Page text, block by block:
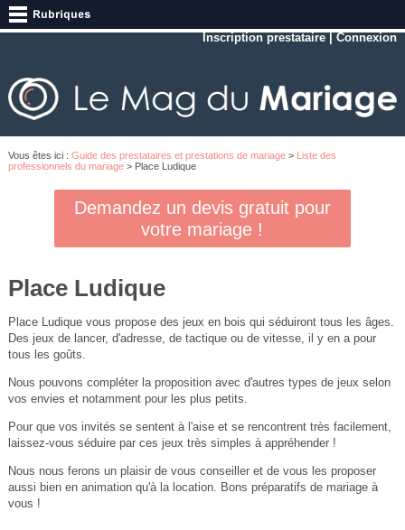
Inscription prestataire |Connexion
Vous êtes ici : Guide des prestataires et prestations de mariage> Liste des
professionnels du mariage> Place Ludique
Demandez un devis gratuit pour
votre mariage !
Place Ludique
Place Ludique vous propose des jeux en bois qui séduiront tous les âges.
Des jeux de lancer, d'adresse, de tactique ou de vitesse, il y en a pour
tous les goûts.
Nous pouvons compléter la proposition avec d'autres types de jeux selon
vos envies et notamment pour les plus petits.
Pour que vos invités se sentent à l'aise et se rencontrent très facilement,
laissez-vous séduire par ces jeux très simples à appréhender !
Nous nous ferons un plaisir de vous conseiller et de vous les proposer
aussi bien en animation qu'à la location. Bons préparatifs de mariage à
vous !